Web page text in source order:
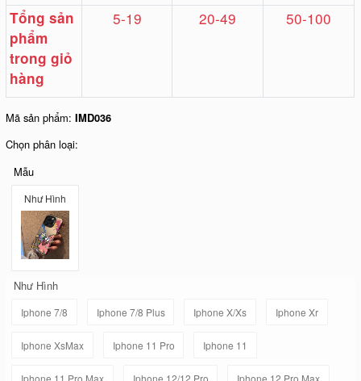
Tổng sản
phẩm
trong giỏ
hàng
5-19 20-49 50-100
Mã sản phẩm:IMD036
Chọn phân loại:
Mẫu
Như Hình
Như Hình
Iphone 7/8 Iphone 7/8 Plus Iphone X/Xs Iphone Xr
Iphone XsMax Iphone 11 Pro Iphone 11